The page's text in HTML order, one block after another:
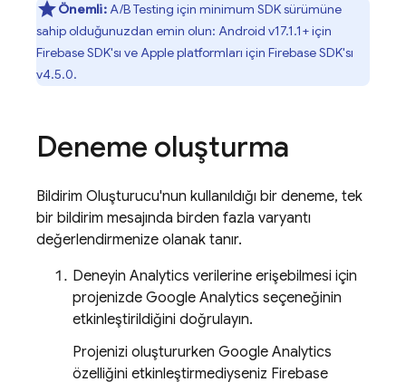
Önemli:A/B Testing için minimum SDK sürümüne
sahip olduğunuzdan emin olun: Android v17.1.1+ için
FirebaseSDK'sı veAppleplatformları için FirebaseSDK'sı
v4.5.0.
Deneme oluşturma
Bildirim Oluşturucu'nun kullanıldığı bir deneme, tek
bir bildirim mesajında birden fazla varyantı
değerlendirmenize olanak tanır.
Deneyin Analytics verilerine erişebilmesi için
projenizde Google Analytics seçeneğinin
etkinleştirildiğini doğrulayın.
Projenizi oluştururken Google Analytics
özelliğini etkinleştirmediyseniz Firebase